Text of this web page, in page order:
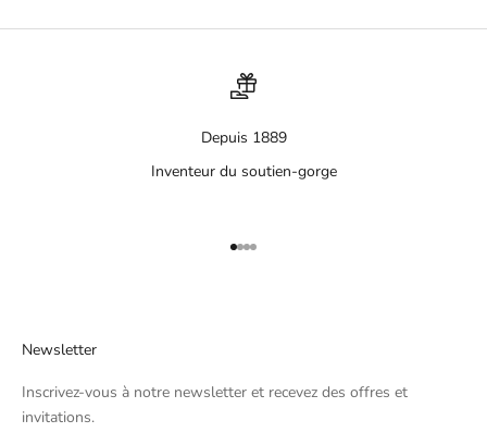
Depuis 1889
Inventeur du soutien-gorge
Aller à l'élément 1
Aller à l'élément 2
Aller à l'élément 3
Aller à l'élément 4
Newsletter
Inscrivez-vous à notre newsletter et recevez des offres et
invitations.